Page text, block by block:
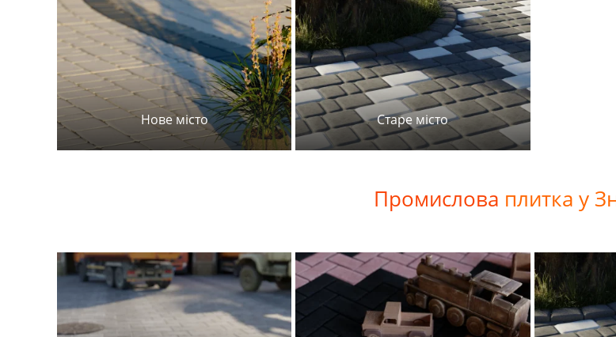
Нове місто Старе місто
Промислова плитка у